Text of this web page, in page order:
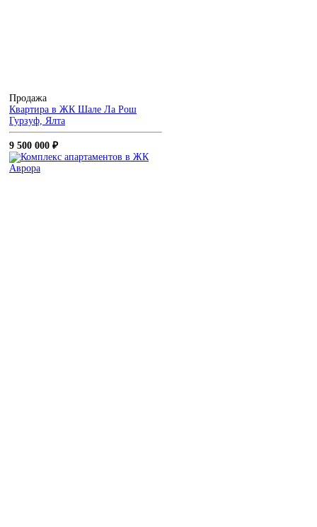
Продажа
Квартира в ЖК Шале Ла Рош
Гурзуф, Ялта
9 500 000 ₽